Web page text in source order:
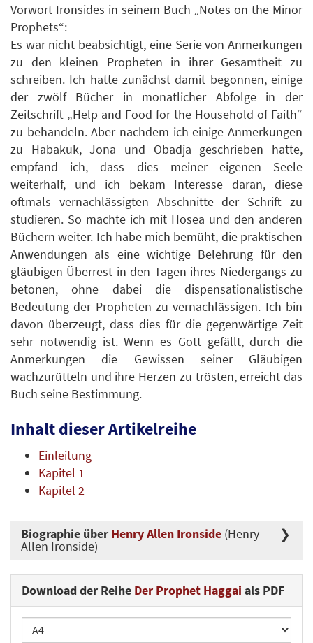
Vorwort Ironsides in seinem Buch „Notes on the Minor
Prophets“:
Es war nicht beabsichtigt, eine Serie von Anmerkungen
zu den kleinen Propheten in ihrer Gesamtheit zu
schreiben. Ich hatte zunächst damit begonnen, einige
der zwölf Bücher in monatlicher Abfolge in der
Zeitschrift „Help and Food for the Household of Faith“
zu behandeln. Aber nachdem ich einige Anmerkungen
zu Habakuk, Jona und Obadja geschrieben hatte,
empfand ich, dass dies meiner eigenen Seele
weiterhalf, und ich bekam Interesse daran, diese
oftmals vernachlässigten Abschnitte der Schrift zu
studieren. So machte ich mit Hosea und den anderen
Büchern weiter. Ich habe mich bemüht, die praktischen
Anwendungen als eine wichtige Belehrung für den
gläubigen Überrest in den Tagen ihres Niedergangs zu
betonen, ohne dabei die dispensationalistische
Bedeutung der Propheten zu vernachlässigen. Ich bin
davon überzeugt, dass dies für die gegenwärtige Zeit
sehr notwendig ist. Wenn es Gott gefällt, durch die
Anmerkungen die Gewissen seiner Gläubigen
wachzurütteln und ihre Herzen zu trösten, erreicht das
Buch seine Bestimmung.
Inhalt dieser Artikelreihe
Einleitung
Kapitel 1
Kapitel 2
Biographie über Henry Allen Ironside (Henry
Allen Ironside)
Download der Reihe Der Prophet Haggai als PDF